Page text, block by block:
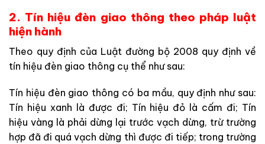
2. Tín hiệu đèn giao thông theo pháp luật
hiện hành
Theo quy định của Luật đường bộ 2008 quy định về
tín hiệu đèn giao thông cụ thể như sau:
Tín hiệu đèn giao thông có ba mầu, quy định như sau:
Tín hiệu xanh là được đi; Tín hiệu đỏ là cấm đi; Tín
hiệu vàng là phải dừng lại trước vạch dừng, trừ trường
hợp đã đi quá vạch dừng thì được đi tiếp; trong trường